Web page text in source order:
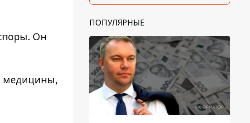
Он
медицины,
ПОПУЛЯРНЫЕ